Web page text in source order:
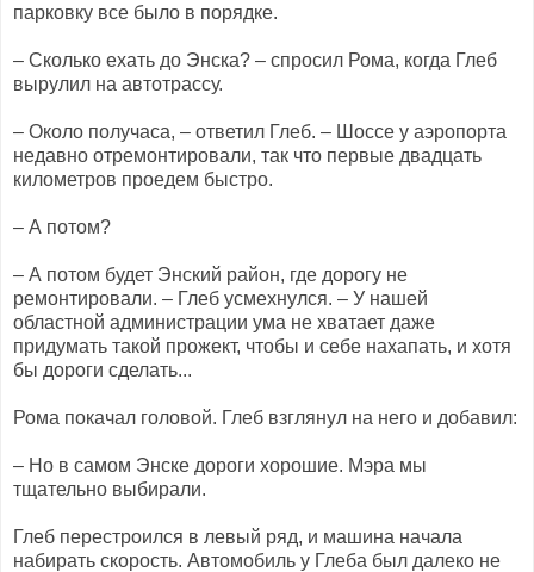
парковку все было в порядке.
– Сколько ехать до Энска? – спросил Рома, когда Глеб
вырулил на автотрассу.
– Около получаса, – ответил Глеб. – Шоссе у аэропорта
недавно отремонтировали, так что первые двадцать
километров проедем быстро.
– А потом?
– А потом будет Энский район, где дорогу не
ремонтировали. – Глеб усмехнулся. – У нашей
областной администрации ума не хватает даже
придумать такой прожект, чтобы и себе нахапать, и хотя
бы дороги сделать...
Рома покачал головой. Глеб взглянул на него и добавил:
– Но в самом Энске дороги хорошие. Мэра мы
тщательно выбирали.
Глеб перестроился в левый ряд, и машина начала
набирать скорость. Автомобиль у Глеба был далеко не